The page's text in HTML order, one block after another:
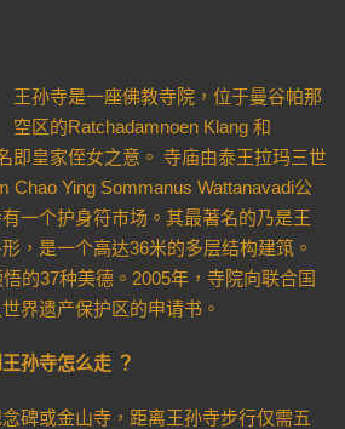
王孙寺是一座佛教寺院，位于曼谷帕那
空区的Ratchadamnoen Klang 和
即皇家侄女之意。 寺庙由泰王拉玛三世
Chao Ying Sommanus Wattanavadi公
一个护身符市场。其最著名的乃是王
，是一个高达36米的多层结构建筑。
的37种美德。2005年，寺院向联合国
界遗产保护区的申请书。
孙寺怎么走 ？
碑或金山寺，距离王孙寺步行仅需五